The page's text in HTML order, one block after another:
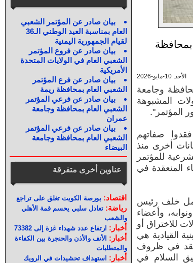
بيان صادر عن المؤتمر الشعبي
العام بمناسبة العيد الوطني الـ36
لقيام الجمهورية اليمنية
بيان صادر عن فروع المؤتمر
الشعبي العام في الولايات المتحدة
الأمريكية
بيان صادر عن فرع المؤتمر
الشعبي العام بمحافظة ريمة
بيان صادر عن فرعي المؤتمر
الشعبي العام بمحافظة وجامعة
عمران
بيان صادر عن فرعي المؤتمر
الشعبي العام بمحافظة وجامعة
البيضاء
عناوين أخرى متفرقة
اقتصاد: بورصة الكويت تغلق على تراجع
رياضة:تعادل سلبي يحسم قمة الأهلي
والشعب
أخبار: ارتفاع عدد شهداء غزة إلى 73382
أخبار: الأنف والأذن والحنجرة بين الكفاءة
والمتطلبات
أخبار: استهداف تحشيدات في الرويك
الأحد, 10-مايو-2026
وجامعة
المشبوهة
المؤتمر".
صفاتهم
أخرى منذ
للمؤتمر
المنعقدة في
خلف رئيس
وأعضاء
للاختراق أو
القيادية هي
في ظروف
السلام في